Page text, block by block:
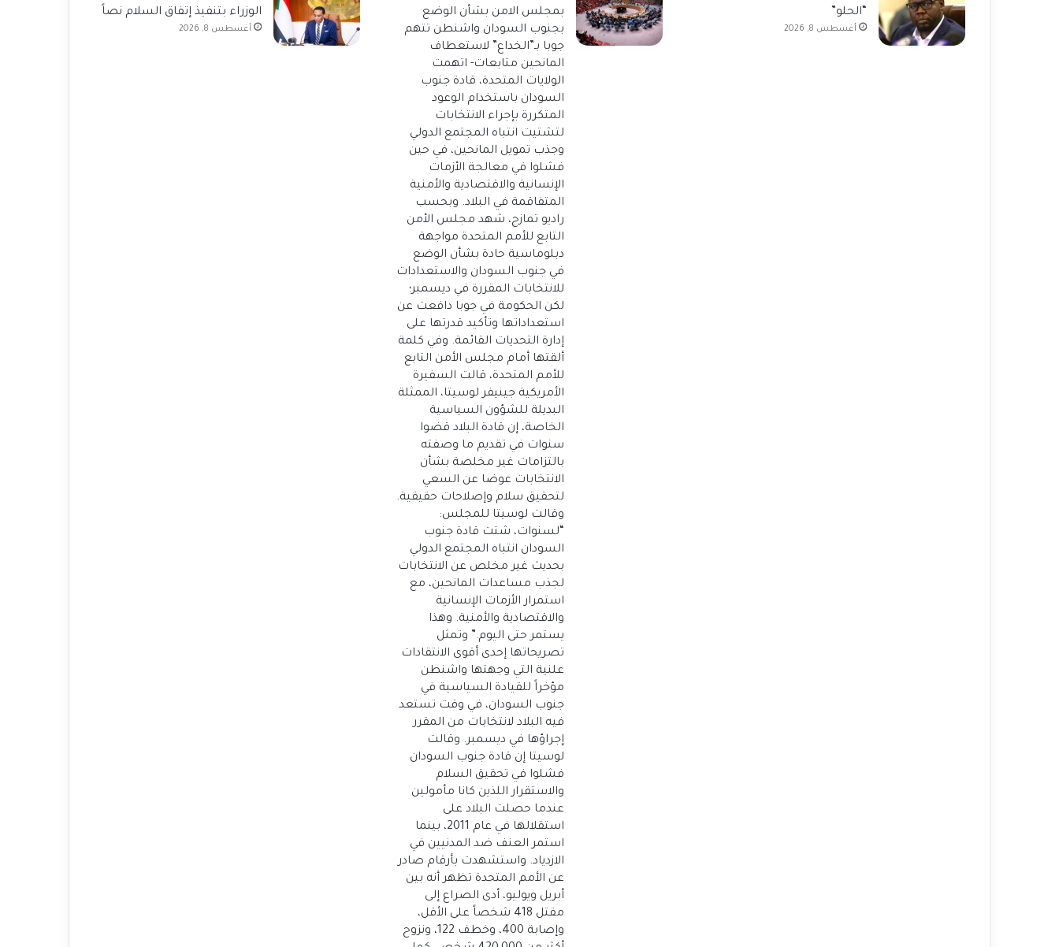
“الحلو”
أغسطس 8, 2026
بمجلس الامن بشأن الوضع
بجنوب السودان واشنطن تتهم
جوبا بـ”الخداع” لاستعطاف
المانحين متابعات- اتهمت
الولايات المتحدة، قادة جنوب
السودان باستخدام الوعود
المتكررة بإجراء الانتخابات
لتشتيت انتباه المجتمع الدولي
وجذب تمويل المانحين، في حين
فشلوا في معالجة الأزمات
الإنسانية والاقتصادية والأمنية
المتفاقمة في البلاد. وبحسب
راديو تمازج، شهد مجلس الأمن
التابع للأمم المتحدة مواجهة
دبلوماسية حادة بشأن الوضع
في جنوب السودان والاستعدادات
للانتخابات المقررة في ديسمبر؛
لكن الحكومة في جوبا دافعت عن
استعداداتها وتأكيد قدرتها على
إدارة التحديات القائمة. وفي كلمة
ألقتها أمام مجلس الأمن التابع
للأمم المتحدة، قالت السفيرة
الأمريكية جينيفر لوسيتا، الممثلة
البديلة للشؤون السياسية
الخاصة، إن قادة البلاد قضوا
سنوات في تقديم ما وصفته
بالتزامات غير مخلصة بشأن
الانتخابات عوضا عن السعي
لتحقيق سلام وإصلاحات حقيقية.
وقالت لوسيتا للمجلس:
“لسنوات، شتت قادة جنوب
السودان انتباه المجتمع الدولي
بحديث غير مخلص عن الانتخابات
لجذب مساعدات المانحين، مع
استمرار الأزمات الإنسانية
والاقتصادية والأمنية. وهذا
يستمر حتى اليوم.” وتمثل
تصريحاتها إحدى أقوى الانتقادات
علنية التي وجهتها واشنطن
مؤخراً للقيادة السياسية في
جنوب السودان، في وقت تستعد
فيه البلاد لانتخابات من المقرر
إجراؤها في ديسمبر. وقالت
لوسيتا إن قادة جنوب السودان
فشلوا في تحقيق السلام
والاستقرار اللذين كانا مأمولين
عندما حصلت البلاد على
استقلالها في عام 2011، بينما
استمر العنف ضد المدنيين في
الازدياد. واستشهدت بأرقام صادر
عن الأمم المتحدة تظهر أنه بين
أبريل ويوليو، أدى الصراع إلى
مقتل 418 شخصاً على الأقل،
وإصابة 400، وخطف 122، ونزوح
الوزراء بتنفيذ إتفاق السلام نصاً
أغسطس 8, 2026